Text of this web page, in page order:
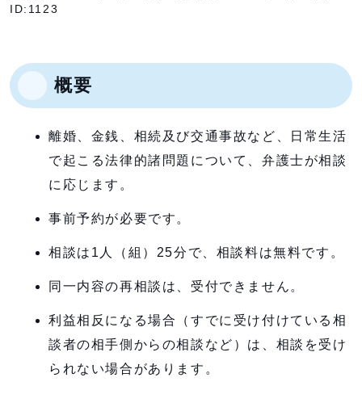
ID:1123
概要
離婚、金銭、相続及び交通事故など、日常生活
で起こる法律的諸問題について、弁護士が相談
に応じます。
事前予約が必要です。
相談は1人（組）25分で、相談料は無料です。
同一内容の再相談は、受付できません。
利益相反になる場合（すでに受け付けている相
談者の相手側からの相談など）は、相談を受け
られない場合があります。